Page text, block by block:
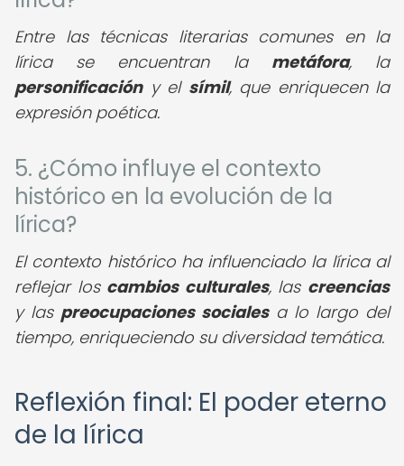
Entre las técnicas literarias comunes en la
lírica se encuentran la metáfora, la
personificacióny el símil, que enriquecen la
expresión poética.
5. ¿Cómo influye el contexto
histórico en la evolución de la
lírica?
El contexto histórico ha influenciado la lírica al
reflejar los cambios culturales, las creencias
y las preocupaciones socialesa lo largo del
tiempo, enriqueciendo su diversidad temática.
Reflexión final: El poder eterno
de la lírica